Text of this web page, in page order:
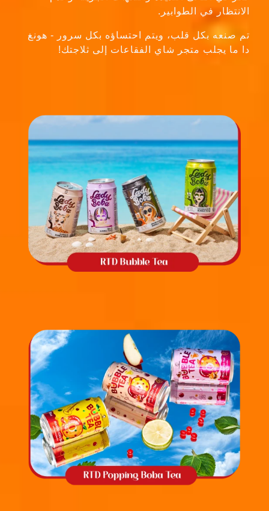
تم صنعه بكل قلب، ويتم احتساؤه بكل سرور - هونغ
دا ما يجلب متجر شاي الفقاعات إلى ثلاجتك!